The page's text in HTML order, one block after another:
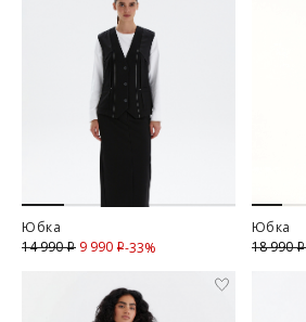
Юбка
14 990i 9 990 iСкидка
-33%
Юбка
18 990i